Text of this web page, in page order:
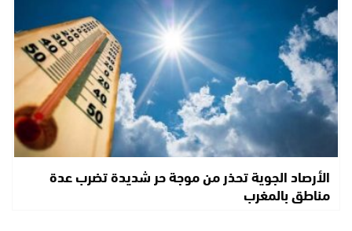
الأرصاد الجوية تحذر من موجة حر شديدة تضرب عدة
مناطق بالمغرب